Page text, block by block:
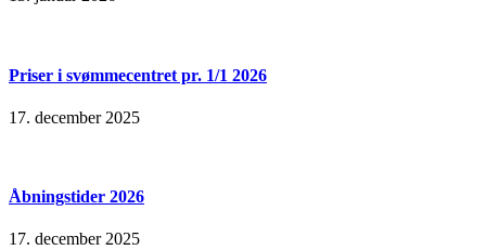
Priser i svømmecentret pr. 1/1 2026
17. december 2025
Åbningstider 2026
17. december 2025